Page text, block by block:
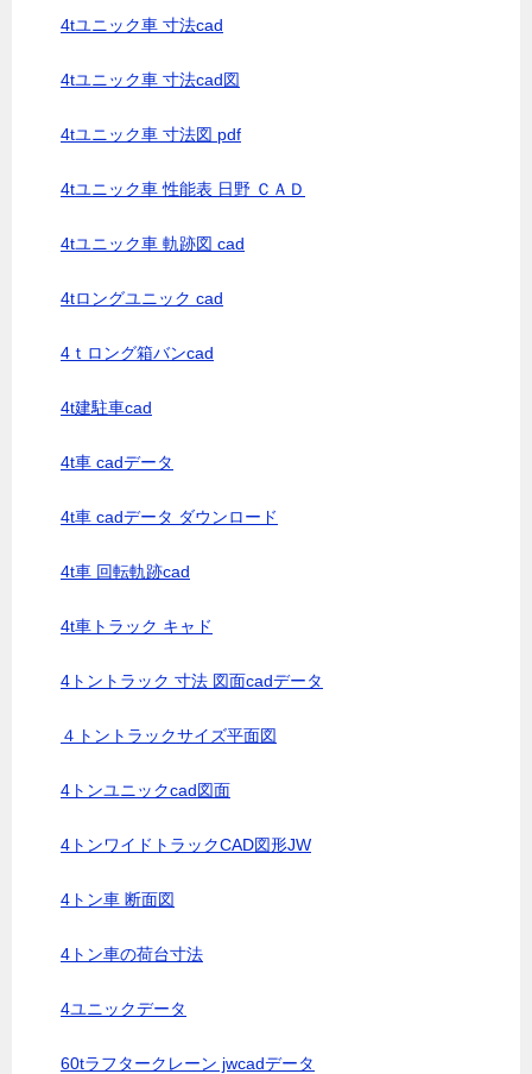
4tユニック車 寸法cad
4tユニック車 寸法cad図
4tユニック車 寸法図 pdf
4tユニック車 性能表 日野 ＣＡＤ
4tユニック車 軌跡図 cad
4tロングユニック cad
4ｔロング箱バンcad
4t建駐車cad
4t車 cadデータ
4t車 cadデータ ダウンロード
4t車 回転軌跡cad
4t車トラック キャド
4トントラック 寸法 図面cadデータ
４トントラックサイズ平面図
4トンユニックcad図面
4トンワイドトラックCAD図形JW
4トン車 断面図
4トン車の荷台寸法
4ユニックデータ
60tラフタークレーン jwcadデータ